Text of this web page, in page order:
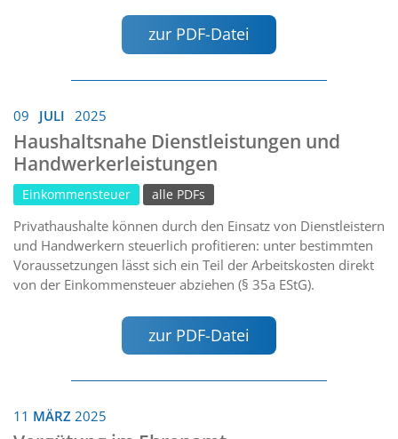
zur PDF-Datei
09 JULI 2025
Haushaltsnahe Dienstleistungen und
Handwerkerleistungen
Einkommensteuer alle PDFs
Privathaushalte können durch den Einsatz von Dienstleistern
und Handwerkern steuerlich profitieren: unter bestimmten
Voraussetzungen lässt sich ein Teil der Arbeitskosten direkt
von der Einkommensteuer abziehen (§ 35a EStG).
zur PDF-Datei
11 MÄRZ 2025